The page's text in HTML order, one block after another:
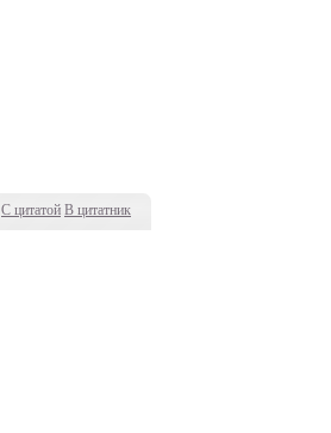
С цитатой В цитатник